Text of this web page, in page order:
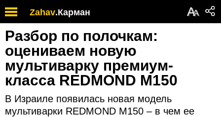
Zahav.Карман АА
Разбор по полочкам:
оцениваем новую
мультиварку премиум-
класса REDMOND M150
В Израиле появилась новая модель
мультиварки REDMOND M150 – в чем ее